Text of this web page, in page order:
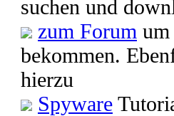
suchen und
zum Forum
bekommen.
hierzu
Spyware